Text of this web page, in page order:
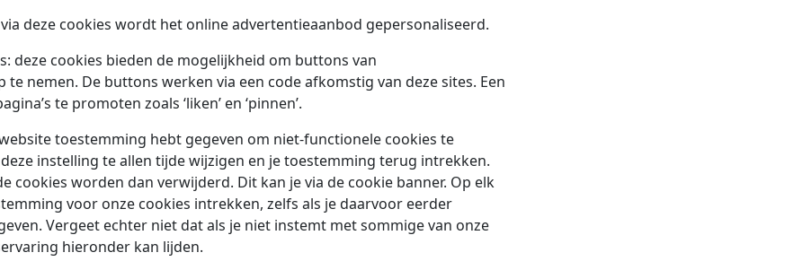
deze cookies wordt het online advertentieaanbod gepersonaliseerd.
deze cookies bieden de mogelijkheid om buttons van
te nemen. De buttons werken via een code afkomstig van deze sites. Een
te promoten zoals ‘liken’ en ‘pinnen’.
toestemming hebt gegeven om niet-functionele cookies te
instelling te allen tijde wijzigen en je toestemming terug intrekken.
cookies worden dan verwijderd. Dit kan je via de cookie banner. Op elk
voor onze cookies intrekken, zelfs als je daarvoor eerder
Vergeet echter niet dat als je niet instemt met sommige van onze
hieronder kan lijden.